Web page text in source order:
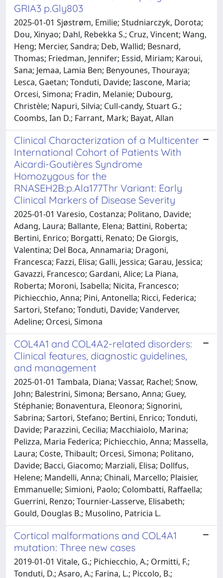
GRIA3 p.Gly803
2025-01-01 Sjøstrøm, Emilie; Studniarczyk, Dorota;
Dou, Xinyao; Dahl, Rebekka S.; Cruz, Vincent; Wang,
Heng; Mercier, Sandra; Deb, Wallid; Besnard,
Thomas; Friedman, Jennifer; Essid, Miriam; Karoui,
Sana; Jemaa, Lamia Ben; Benyounes, Thouraya;
Lesca, Gaetan; Tonduti, Davide; Iascone, Maria;
Orcesi, Simona; Fradin, Melanie; Dubourg,
Christèle; Napuri, Silvia; Cull‐candy, Stuart G.;
Coombs, Ian D.; Farrant, Mark; Bayat, Allan
Clinical Characterization of a Multicenter
International Cohort of Patients With
Aicardi-Goutières Syndrome
Homozygous for the
RNASEH2B:p.Ala177Thr Variant: Early
Clinical Markers of Disease Severity
2025-01-01 Varesio, Costanza; Politano, Davide;
Adang, Laura; Ballante, Elena; Battini, Roberta;
Bertini, Enrico; Borgatti, Renato; De Giorgis,
Valentina; Del Boca, Annamaria; Dragoni,
Francesca; Fazzi, Elisa; Galli, Jessica; Garau, Jessica;
Gavazzi, Francesco; Gardani, Alice; La Piana,
Roberta; Moroni, Isabella; Nicita, Francesco;
Pichiecchio, Anna; Pini, Antonella; Ricci, Federica;
Sartori, Stefano; Tonduti, Davide; Vanderver,
Adeline; Orcesi, Simona
COL4A1 and COL4A2-related disorders:
Clinical features, diagnostic guidelines,
and management
2025-01-01 Tambala, Diana; Vassar, Rachel; Snow,
John; Balestrini, Simona; Bersano, Anna; Guey,
Stéphanie; Bonaventura, Eleonora; Signorini,
Sabrina; Sartori, Stefano; Bertini, Enrico; Tonduti,
Davide; Parazzini, Cecilia; Macchiaiolo, Marina;
Pelizza, Maria Federica; Pichiecchio, Anna; Massella,
Laura; Coste, Thibault; Orcesi, Simona; Politano,
Davide; Bacci, Giacomo; Marziali, Elisa; Dollfus,
Helene; Mandelli, Anna; Chinali, Marcello; Plaisier,
Emmanuelle; Simioni, Paolo; Colombatti, Raffaella;
Guerrini, Renzo; Tournier-Lasserve, Elisabeth;
Gould, Douglas B.; Musolino, Patricia L.
Cortical malformations and COL4A1
mutation: Three new cases
2019-01-01 Vitale, G.; Pichiecchio, A.; Ormitti, F.;
Tonduti, D.; Asaro, A.; Farina, L.; Piccolo, B.;